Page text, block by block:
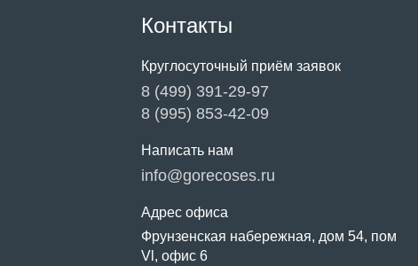
Контакты
Круглосуточный приём заявок
8 (499) 391-29-97
8 (995) 853-42-09
Написать нам
info@gorecoses.ru
Адрес офиса
Фрунзенская набережная, дом 54, пом
Vl, офис 6